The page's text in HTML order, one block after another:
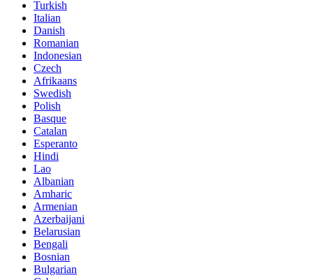
Turkish
Italian
Danish
Romanian
Indonesian
Czech
Afrikaans
Swedish
Polish
Basque
Catalan
Esperanto
Hindi
Lao
Albanian
Amharic
Armenian
Azerbaijani
Belarusian
Bengali
Bosnian
Bulgarian